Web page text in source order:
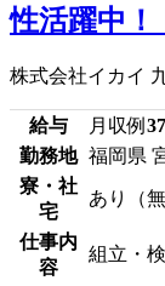
性活躍中
株式会社イカイ
給与 月収例
勤務地 福岡県
寮・社
宅
あり（無
仕事内
容
組立・